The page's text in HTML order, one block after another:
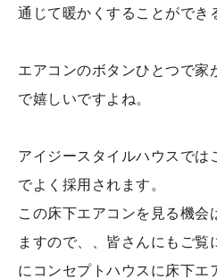
通じて暖かくすることができ
エアコンのボタンひとつで家
で嬉しいですよね。
アイジースタイルハウスでは
でよく採用されます。
この床下エアコンを見る機会
ますので、、皆さんにもご覧
にコンセプトハウスに床下エ